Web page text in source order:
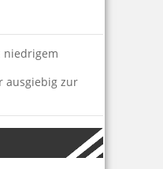
niedrigem
ausgiebig zur